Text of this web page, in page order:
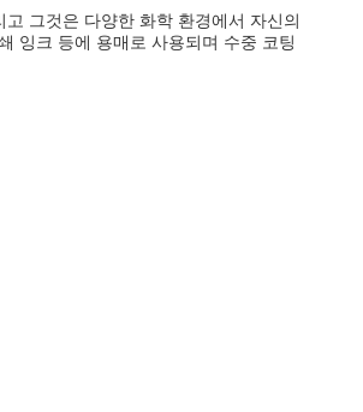
그것은 다양한 화학 환경에서 자신의
잉크 등에 용매로 사용되며 수중 코팅